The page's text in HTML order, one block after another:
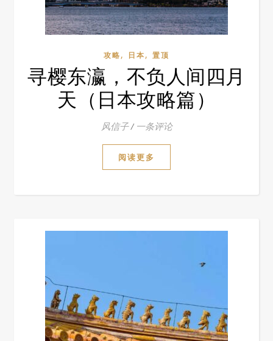
攻略, 日本, 置顶
寻樱东瀛，不负人间四月
天（日本攻略篇）
风信子 / 一条评论
阅读更多